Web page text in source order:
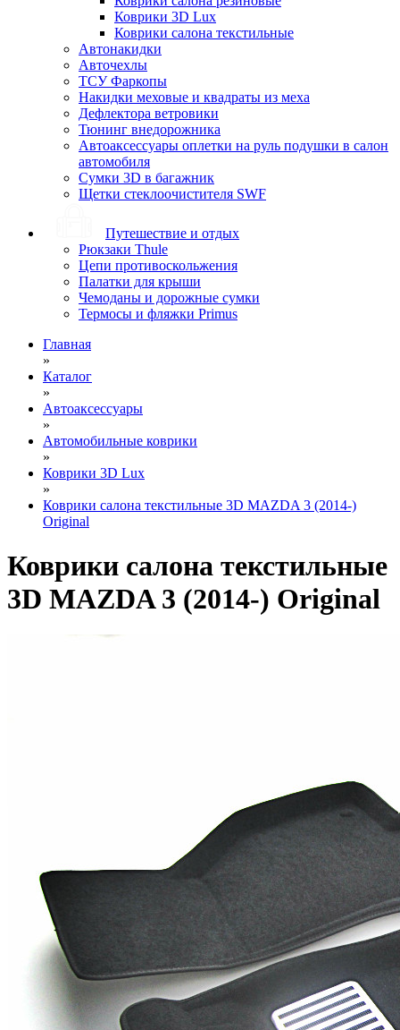
Коврики 3D Lux
Коврики салона текстильные
Автонакидки
Авточехлы
ТСУ Фаркопы
Накидки меховые и квадраты из меха
Дефлектора ветровики
Тюнинг внедорожника
Автоаксессуары оплетки на руль подушки в салон
автомобиля
Сумки 3D в багажник
Щетки стеклоочистителя SWF
Путешествие и отдых
Рюкзаки Thule
Цепи противоскольжения
Палатки для крыши
Чемоданы и дорожные сумки
Термосы и фляжки Primus
Главная
»
Каталог
»
Автоаксессуары
»
Автомобильные коврики
»
Коврики 3D Lux
»
Коврики салона текстильные 3D MAZDA 3 (2014-)
Original
Коврики салона текстильные
3D MAZDA 3 (2014-) Original